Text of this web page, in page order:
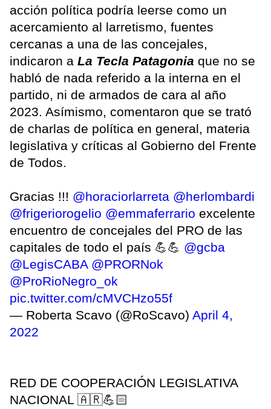
acción política podría leerse como un
acercamiento al larretismo, fuentes
cercanas a una de las concejales,
indicaron a La Tecla Patagonia que no se
habló de nada referido a la interna en el
partido, ni de armados de cara al año
2023. Asímismo, comentaron que se trató
de charlas de política en general, materia
legislativa y críticas al Gobierno del Frente
de Todos.
Gracias !!! @horaciorlarreta @herlombardi
@frigeriorogelio @emmaferrario excelente
encuentro de concejales del PRO de las
capitales de todo el país 💪💪 @gcba
@LegisCABA @PRORNok
@ProRioNegro_ok
pic.twitter.com/cMVCHzo55f
— Roberta Scavo (@RoScavo) April 4,
2022
RED DE COOPERACIÓN LEGISLATIVA
NACIONAL 🇦🇷💪🏻